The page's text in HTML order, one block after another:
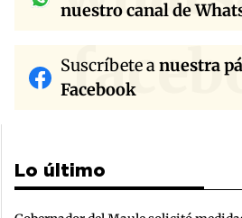
nuestro canal de
Suscríbete anuestra
Facebook
Lo último